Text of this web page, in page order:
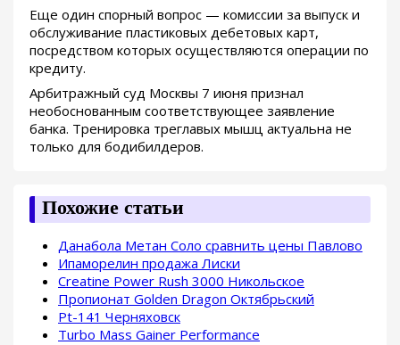
Еще один спорный вопрос — комиссии за выпуск и
обслуживание пластиковых дебетовых карт,
посредством которых осуществляются операции по
кредиту.
Арбитражный суд Москвы 7 июня признал
необоснованным соответствующее заявление
банка. Тренировка треглавых мышц актуальна не
только для бодибилдеров.
Похожие статьи
Данабола Метан Соло сравнить цены Павлово
Ипаморелин продажа Лиски
Сreatine Power Rush 3000 Никольское
Пропионат Golden Dragon Октябрьский
Pt-141 Черняховск
Turbo Mass Gainer Performance